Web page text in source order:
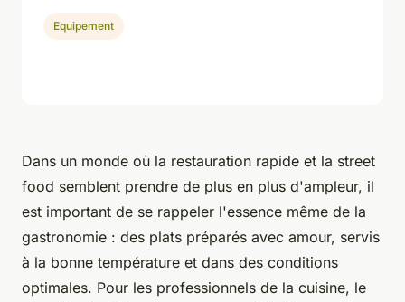
Dans un monde où la restauration rapide et la street
food semblent prendre de plus en plus d'ampleur, il
est important de se rappeler l'essence même de la
gastronomie : des plats préparés avec amour, servis
à la bonne température et dans des conditions
optimales. Pour les professionnels de la cuisine, le
Equipement